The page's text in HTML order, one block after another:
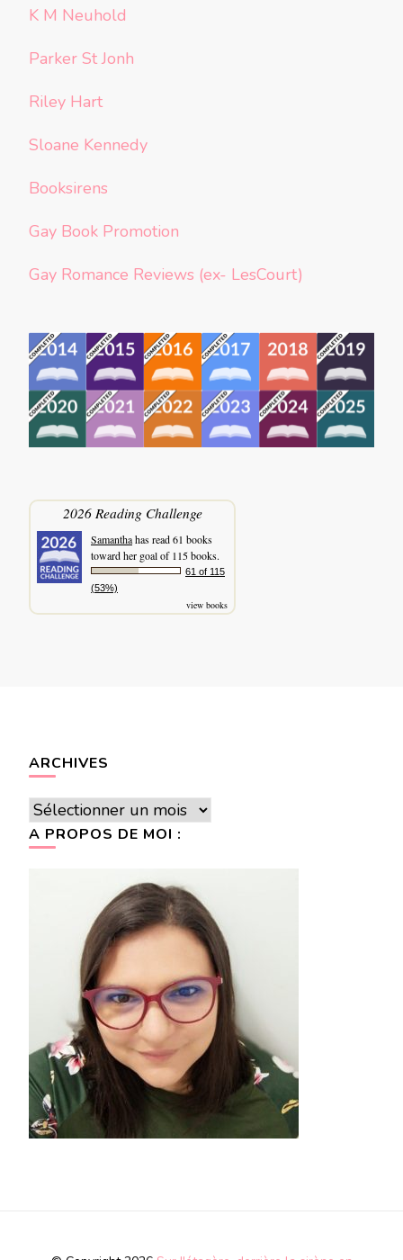
K M Neuhold
Parker St Jonh
Riley Hart
Sloane Kennedy
Booksirens
Gay Book Promotion
Gay Romance Reviews (ex- LesCourt)
2026 Reading Challenge
Samanthahas read 61 books
toward her goal of 115 books.
61 of 115
(53%)
view books
ARCHIVES
Archives
A PROPOS DE MOI :